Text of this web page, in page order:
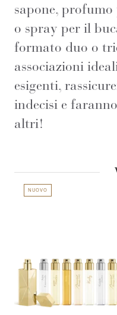
sapone,
o spray per il
formato duo o
associazioni
esigenti,
indecisi e
altri!
NUOVO